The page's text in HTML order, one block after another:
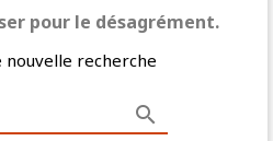
pour le désagrément.
nouvelle recherche
